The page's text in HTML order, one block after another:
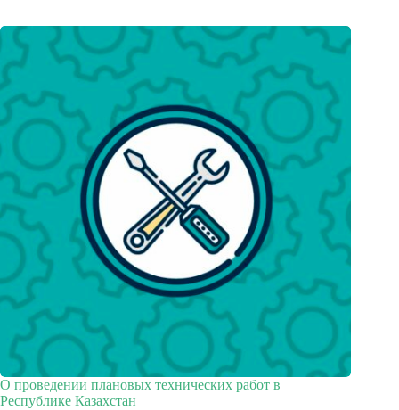
О проведении плановых технических работ в
Республике Казахстан